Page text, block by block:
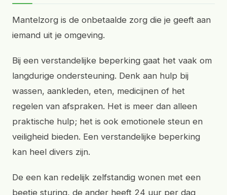
Mantelzorg is de onbetaalde zorg die je geeft aan
iemand uit je omgeving.
Bij een verstandelijke beperking gaat het vaak om
langdurige ondersteuning. Denk aan hulp bij
wassen, aankleden, eten, medicijnen of het
regelen van afspraken. Het is meer dan alleen
praktische hulp; het is ook emotionele steun en
veiligheid bieden. Een verstandelijke beperking
kan heel divers zijn.
De een kan redelijk zelfstandig wonen met een
beetje sturing, de ander heeft 24 uur per dag